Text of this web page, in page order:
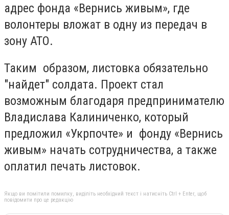
адрес фонда «Вернись живым», где
волонтеры вложат в одну из передач в
зону АТО.
Таким образом, листовка обязательно
"найдет" солдата. Проект стал
возможным благодаря предпринимателю
Владислава Калиниченко, который
предложил «Укрпочте» и фонду «Вернись
живым» начать сотрудничества, а также
оплатил печать листовок.
Якщо ви помітили помилку, виділіть необхідний текст і натисніть Ctrl + Enter, щоб
повідомити про це редакцію